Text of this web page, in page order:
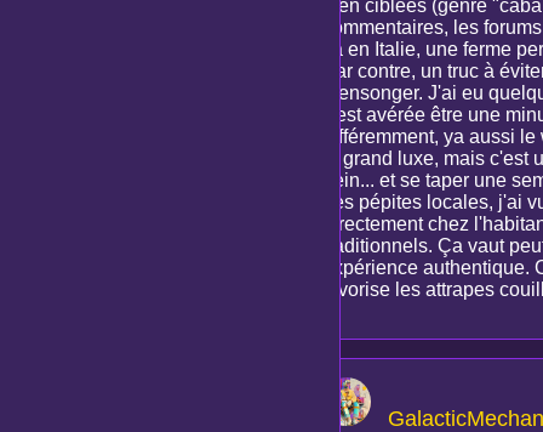
bien ciblées (genre
commentaires, les
ça en Italie, une ferme
Par contre, un truc à
mensonger. J'ai eu
s'est avérée être une
différemment, ya aussi
le grand luxe, mais
hein... et se taper une
des pépites locales, j'ai
directement chez
traditionnels. Ça vaut
expérience
favorise les attrapes